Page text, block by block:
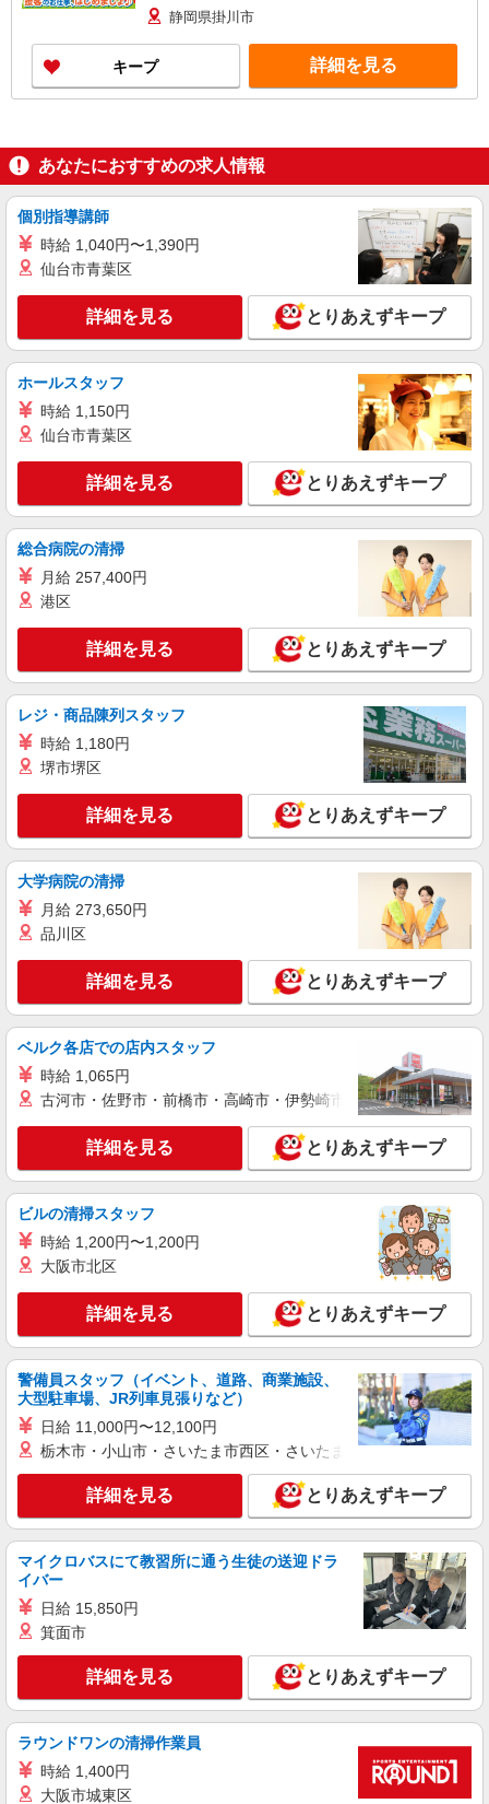
業代支給 ゜+゜・。○。・゜+゜・。○。・゜+゜
入社祝い金10万円支給(規定有) お友達を紹介頂く
と, インセンティブ支給(規定有) ★月2回払い・週
払い可能（規程有）★ ゜・。○。・゜+゜・。
○。・゜+゜
静岡県掛川市
キープ 詳細を見る
あなたにおすすめの求人情報
個別指導講師
時給 1,040円〜1,390円
仙台市青葉区
詳細を見る とりあえずキープ
ホールスタッフ
時給 1,150円
仙台市青葉区
詳細を見る とりあえずキープ
総合病院の清掃
月給 257,400円
港区
詳細を見る とりあえずキープ
レジ・商品陳列スタッフ
時給 1,180円
堺市堺区
詳細を見る とりあえずキープ
大学病院の清掃
月給 273,650円
品川区
詳細を見る とりあえずキープ
ベルク各店での店内スタッフ
時給 1,065円
古河市・佐野市・前橋市・高崎市・伊勢崎市・太田市・館林市
詳細を見る とりあえずキープ
ビルの清掃スタッフ
時給 1,200円〜1,200円
大阪市北区
詳細を見る とりあえずキープ
警備員スタッフ（イベント、道路、商業施設、
大型駐車場、JR列車見張りなど）
日給 11,000円〜12,100円
栃木市・小山市・さいたま市西区・さいたま市岩槻区・久喜市・
詳細を見る とりあえずキープ
マイクロバスにて教習所に通う生徒の送迎ドラ
イバー
日給 15,850円
箕面市
詳細を見る とりあえずキープ
ラウンドワンの清掃作業員
時給 1,400円
大阪市城東区